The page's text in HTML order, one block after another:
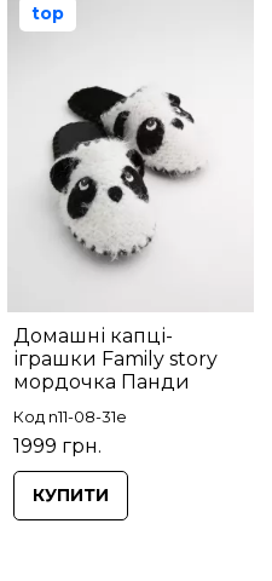
Домашні капці-
іграшки Family story
мордочка Панди
Код n11-08-31e
1999 грн.
top
КУПИТИ